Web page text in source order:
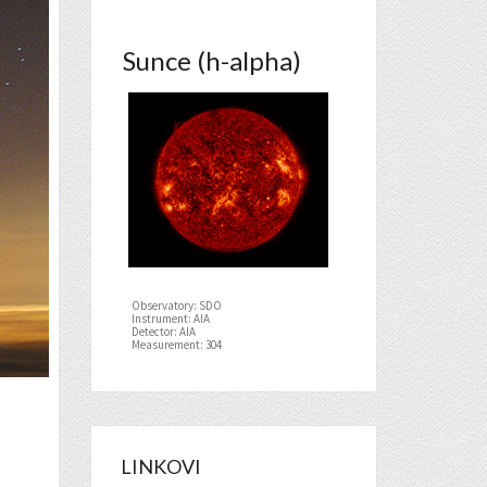
Sunce (h-alpha)
Observatory: SDO
Instrument: AIA
Detector: AIA
Measurement: 304
LINKOVI